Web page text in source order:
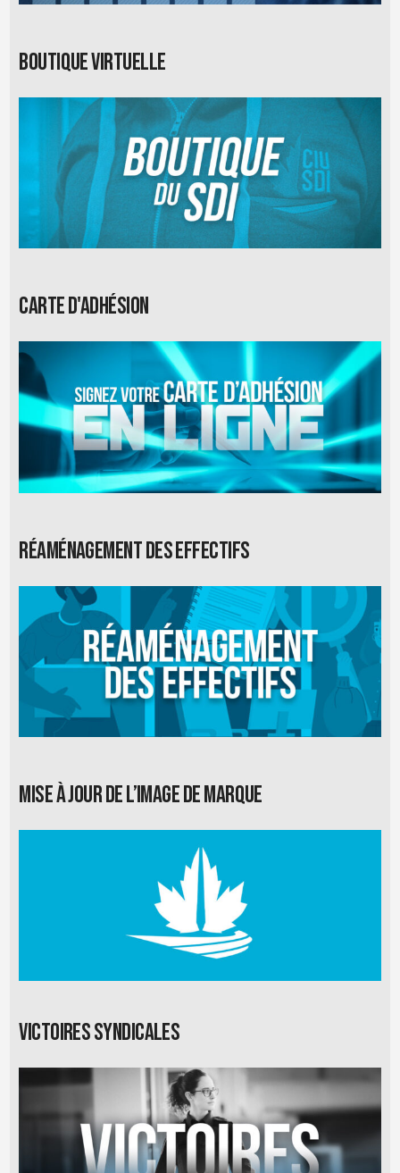
Boutique virtuelle
Carte d'adhésion
Réaménagement des effectifs
Mise à jour de l’image de marque
Victoires syndicales